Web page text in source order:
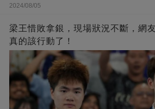
2024/08/05
梁王惜敗拿銀，現場狀況不斷，網
真的該行動了！